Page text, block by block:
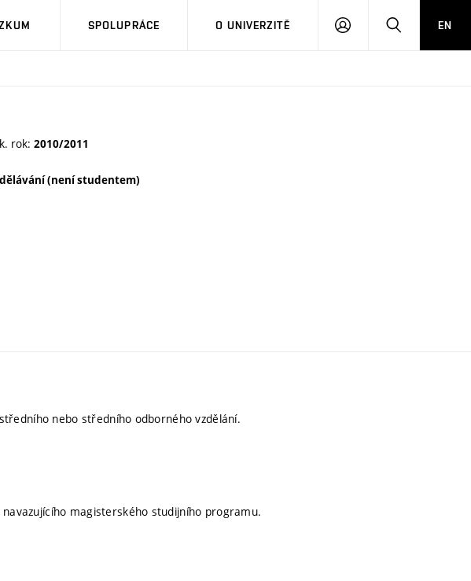
SPOLUPRÁCE O UNIVERZITĚ
PŘIHLÁSIT HLEDATEN
rok: 2010/2011
(není studentem)
nebo středního odborného vzdělání.
magisterského studijního programu.